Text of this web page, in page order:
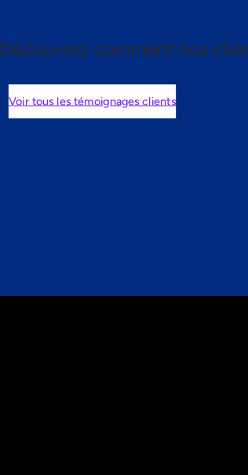
Découvrez comment nos
Voir tous les témoignages clients